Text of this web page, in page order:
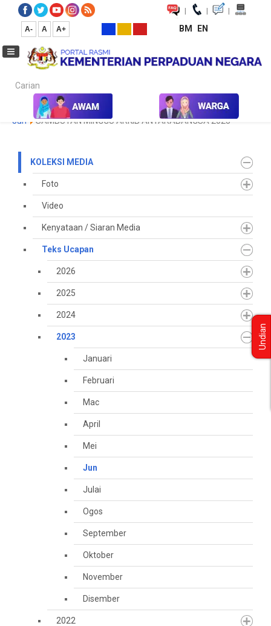
| | |
A- A A+ BM EN
Carian...
Laman Utama Media Koleksi Media Teks Ucapan
2023
Jun
SAMBUTAN MINGGU ARKIB ANTARABANGSA 2023
KOLEKSI MEDIA
Foto
Video
Kenyataan / Siaran Media
Teks Ucapan
2026
2025
2024
2023
Januari
Februari
Mac
April
Mei
Jun
Julai
Ogos
September
Oktober
November
Disember
2022
Undian